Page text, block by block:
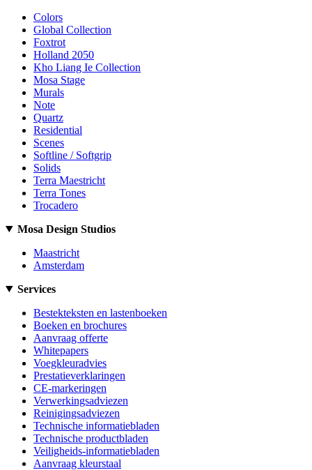
Colors
Global Collection
Foxtrot
Holland 2050
Kho Liang Ie Collection
Mosa Stage
Murals
Note
Quartz
Residential
Scenes
Softline / Softgrip
Solids
Terra Maestricht
Terra Tones
Trocadero
Mosa Design Studios
Maastricht
Amsterdam
Services
Bestekteksten en lastenboeken
Boeken en brochures
Aanvraag offerte
Whitepapers
Voegkleuradvies
Prestatieverklaringen
CE-markeringen
Verwerkingsadviezen
Reinigingsadviezen
Technische informatiebladen
Technische productbladen
Veiligheids-informatiebladen
Aanvraag kleurstaal